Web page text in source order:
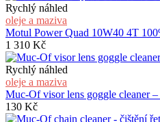
Rychlý náhled
oleje a maziva
Motul Power Quad 10W40 4T
1 310 Kč
Rychlý náhled
oleje a maziva
Muc-Of visor lens goggle cleaner
130 Kč